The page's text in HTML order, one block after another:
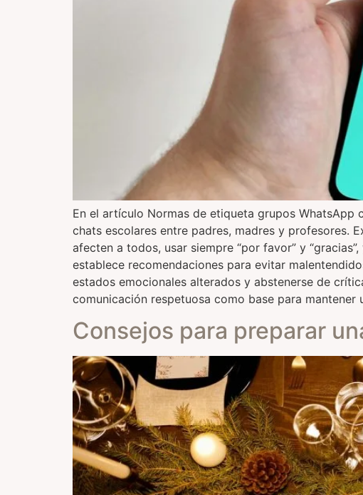
En el artículo Normas de etiqueta grupos WhatsApp
chats escolares entre padres, madres y profesores.
afecten a todos, usar siempre “por favor” y
establece recomendaciones para evitar
estados emocionales alterados y abstenerse de
comunicación respetuosa como base para
Consejos para preparar